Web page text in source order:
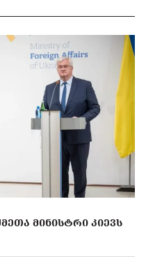
ᲛᲘᲜᲘᲡᲢᲠᲘ ᲙᲘᲔᲕᲡ